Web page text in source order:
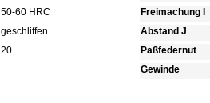
50-60 HRC
geschliffen
20
Freimachung I
Abstand J
Paßfedernut
Gewinde